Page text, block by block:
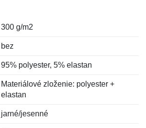
300 g/m2
bez
95% polyester, 5% elastan
Materiálové zloženie: polyester +
elastan
jarné/jesenné